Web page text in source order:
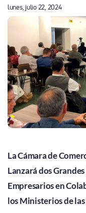
lunes, julio 22, 2024
La Cámara de
Lanzará dos
Empresarios en
los Ministerios de